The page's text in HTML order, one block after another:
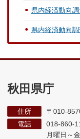
県内経済動向
県内経済動向
秋田県庁
住所
〒010-
電話
018-860-
月曜日～